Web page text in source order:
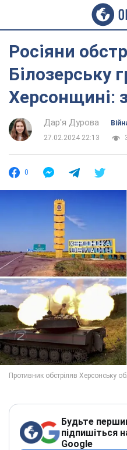
Росіяни
Білозерську
Херсонщині:
Дар'я Дурова
27.02.2024 22:13
0
Будьте
підпишіться
Google